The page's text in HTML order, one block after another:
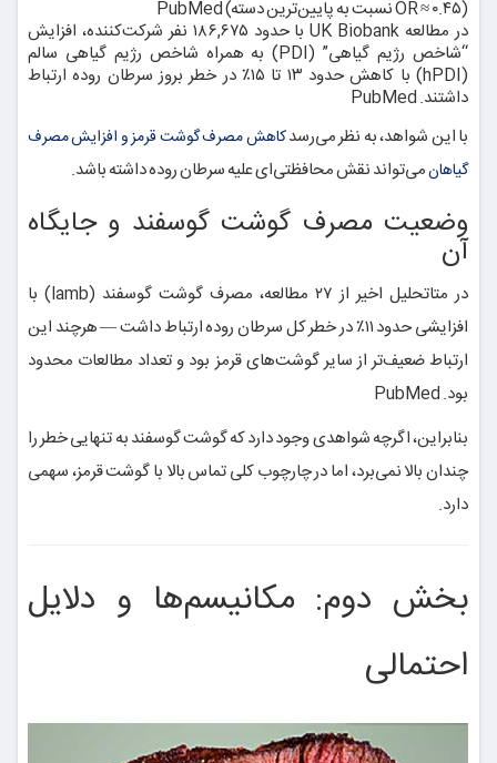
(OR ≈ ۰.۴۵ نسبت به پایین‌ترین دسته) PubMed
در مطالعه UK Biobank با حدود ۱۸۶,۶۷۵ نفر شرکت‌کننده، افزایش
“شاخص رژیم گیاهی” (PDI) به همراه شاخص رژیم گیاهی سالم
(hPDI) با کاهش حدود ۱۳ تا ۱۵٪ در خطر بروز سرطان روده ارتباط
داشتند. PubMed
با این شواهد، به نظر می‌رسدکاهش مصرف گوشت قرمز و افزایش مصرف
گیاهانمی‌تواند نقش محافظتی‌ای علیه سرطان روده داشته باشد.
وضعیت مصرف گوشت گوسفند و جایگاه
آن
در متا‌تحلیل اخیر از ۲۷ مطالعه، مصرف گوشت گوسفند (lamb) با
افزایشی حدود ۱۱٪ در خطر کل سرطان روده ارتباط داشت — هرچند این
ارتباط ضعیف‌تر از سایر گوشت‌های قرمز بود و تعداد مطالعات محدود
بود. PubMed
بنابراین، اگرچه شواهدی وجود دارد که گوشت گوسفند به تنهایی خطر را
چندان بالا نمی‌برد، اما در چارچوب کلی تماس بالا با گوشت قرمز، سهمی
دارد.
بخش دوم: مکانیسم‌ها و دلایل
احتمالی